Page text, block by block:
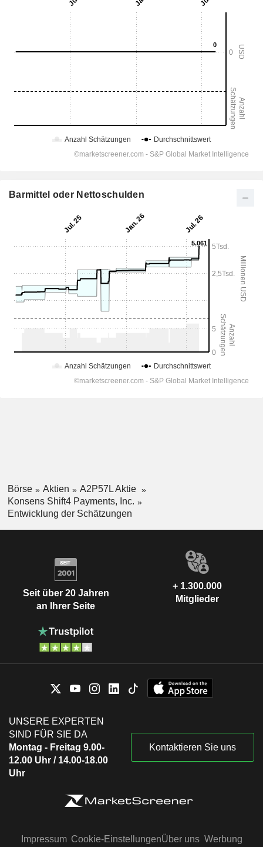
Barmittel oder Nettoschulden
Börse Aktien
A2P57L Aktie
Konsens Shift4 Payments, Inc.
Entwicklung der Schätzungen
Seit über 20 Jahren
an Ihrer Seite
+ 1.300.000
Mitglieder
UNSERE EXPERTEN
SIND FÜR SIE DA
Montag - Freitag 9.00-
12.00 Uhr / 14.00-18.00
Uhr
Kontaktieren Sie uns
Impressum Cookie-EinstellungenÜber uns Werbung